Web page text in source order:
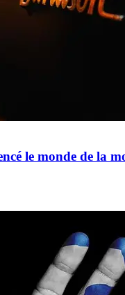
le monde de la